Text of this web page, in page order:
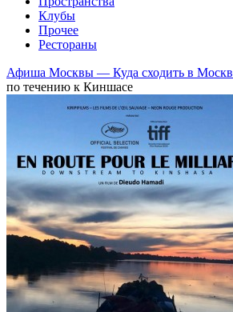
Клубы
Прочее
Рестораны
Афиша Москвы — Куда сходить в
по течению к Киншасе